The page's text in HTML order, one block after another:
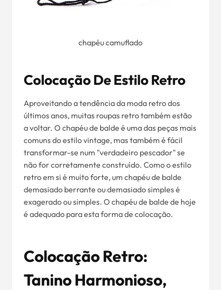
chapéu camuflado
Colocação De Estilo Retro
Aproveitando a tendência da moda retro dos
últimos anos, muitas roupas retro também estão
a voltar. O chapéu de balde é uma das peças mais
comuns do estilo vintage, mas também é fácil
transformar-se num "verdadeiro pescador" se
não for corretamente construído. Como o estilo
retro em si é muito forte, um chapéu de balde
demasiado berrante ou demasiado simples é
exagerado ou simples. O chapéu de balde de hoje
é adequado para esta forma de colocação.
Colocação Retro:
Tanino Harmonioso,